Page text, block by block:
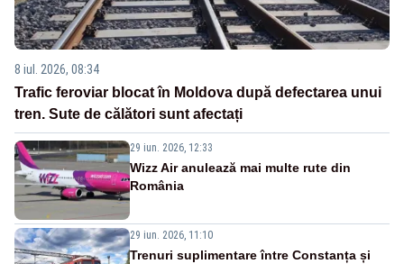
8 iul. 2026, 08:34
Trafic feroviar blocat în Moldova după defectarea unui
tren. Sute de călători sunt afectați
29 iun. 2026, 12:33
Wizz Air anulează mai multe rute din
România
29 iun. 2026, 11:10
Trenuri suplimentare între Constanța și